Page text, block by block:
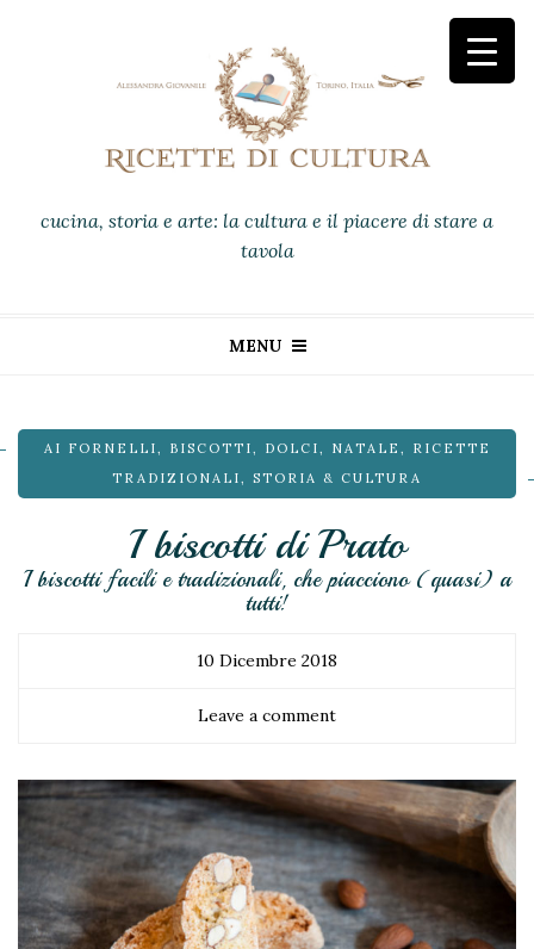
cucina, storia e arte: la cultura e il piacere di stare a
tavola
MENU
AI FORNELLI , BISCOTTI , DOLCI , NATALE ,
RICETTE
TRADIZIONALI , STORIA & CULTURA
I biscotti di Prato
I biscotti facili e tradizionali, che piacciono (quasi) a
tutti!
10 Dicembre 2018
Leave a comment